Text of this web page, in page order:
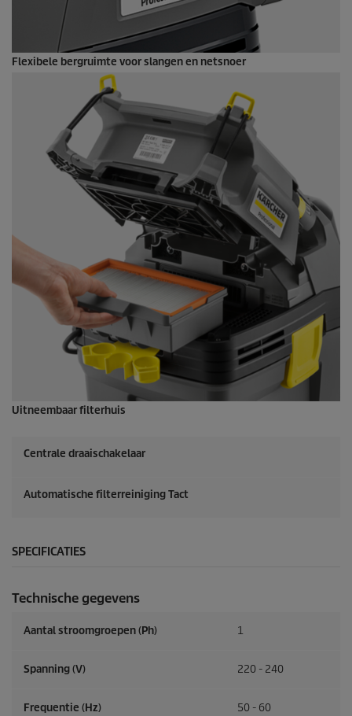
Flexibele bergruimte voor slangen en netsnoer
Uitneembaar filterhuis
Centrale draaischakelaar
Automatische filterreiniging Tact
SPECIFICATIES
Technische gegevens
Aantal stroomgroepen (Ph) 1
Spanning (V) 220 - 240
Frequentie (Hz) 50 - 60